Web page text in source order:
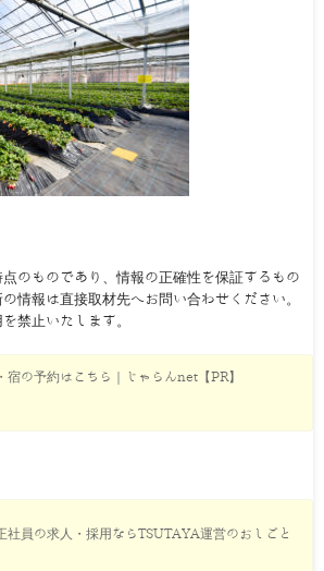
のものであり、情報の正確性を保証するもの
情報は直接取材先へお問い合わせください。
禁止いたします。
宿の予約はこちら｜じゃらんnet【PR】
員の求人・採用ならTSUTAYA運営のおしごと